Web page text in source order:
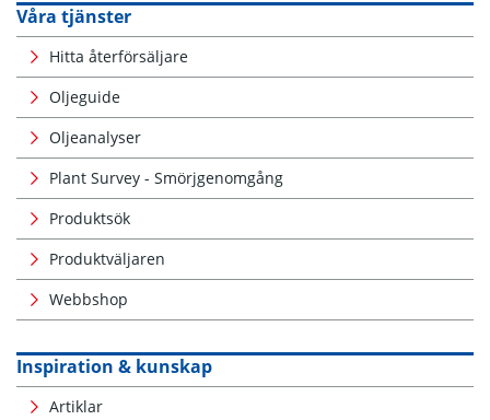
Våra tjänster
Hitta återförsäljare
Oljeguide
Oljeanalyser
Plant Survey - Smörjgenomgång
Produktsök
Produktväljaren
Webbshop
Inspiration & kunskap
Artiklar